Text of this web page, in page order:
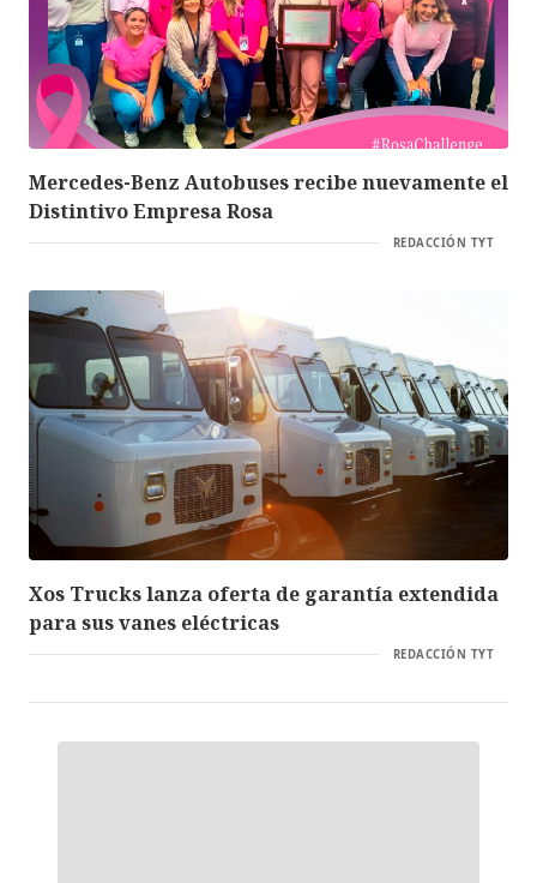
Mercedes-Benz Autobuses recibe nuevamente el
Distintivo Empresa Rosa
REDACCIÓN TYT
Xos Trucks lanza oferta de garantía extendida
para sus vanes eléctricas
REDACCIÓN TYT